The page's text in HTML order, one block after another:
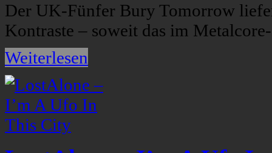
Der UK-Fünfer Bury Tomorrow
Kontraste – soweit das im
Weiterlesen